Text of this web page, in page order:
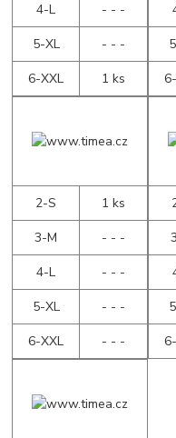
4-L
- - -
5-XL
- - -
6-XXL
1 ks
2-S
1 ks
3-M
- - -
4-L
- - -
5-XL
- - -
6-XXL
- - -